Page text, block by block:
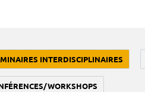
INTERDISCIPLINAIRES
WORKSHOPS